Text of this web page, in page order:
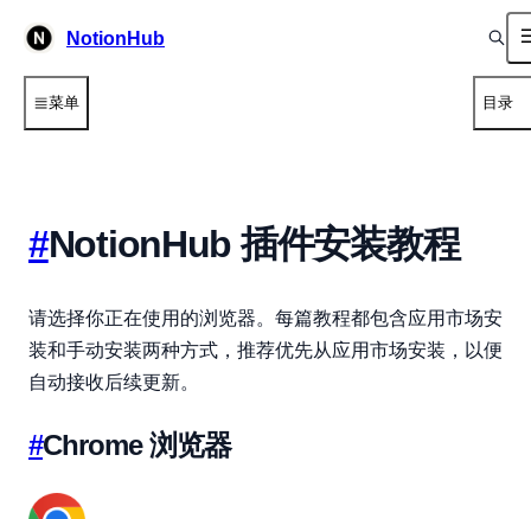
NotionHub
菜单 目录
#NotionHub 插件安装教程
请选择你正在使用的浏览器。每篇教程都包含应用市场安
装和手动安装两种方式，推荐优先从应用市场安装，以便
自动接收后续更新。
#Chrome 浏览器